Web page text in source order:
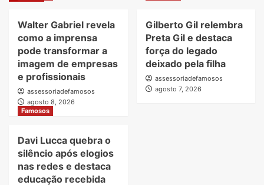
Walter Gabriel revela
como a imprensa
pode transformar a
imagem de empresas
e profissionais
assessoriadefamosos
agosto 8, 2026
Gilberto Gil relembra
Preta Gil e destaca
força do legado
deixado pela filha
assessoriadefamosos
agosto 7, 2026
Famosos
Davi Lucca quebra o
silêncio após elogios
nas redes e destaca
educação recebida